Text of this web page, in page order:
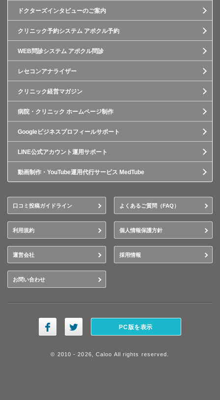
ドクターズインタビューのご案内
クリニック予約システム アポクル予約
WEB問診システム アポクル問診
レセコンアナライザー
クリニック経営マガジン
病院・クリニック ホームページ制作
Googleビジネスプロフィールサポート
LINE公式アカウント運用サポート
動画制作・YouTube運用代行サービス MedTube
口コミ投稿ガイドライン よくあるご質問（FAQ）
利用規約 個人情報保護方針
運営会社 採用情報
お問い合わせ
PC版を表示
© 2010 - 2026, Caloo All rights reserved.